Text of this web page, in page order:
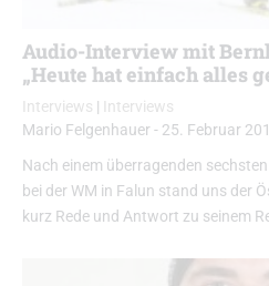
Audio-Interview mit
„Heute hat einfach alles
Interviews | Interviews
Mario Felgenhauer - 25. Februar
Nach einem überragenden
bei der WM in Falun stand uns der
kurz Rede und Antwort zu seinem